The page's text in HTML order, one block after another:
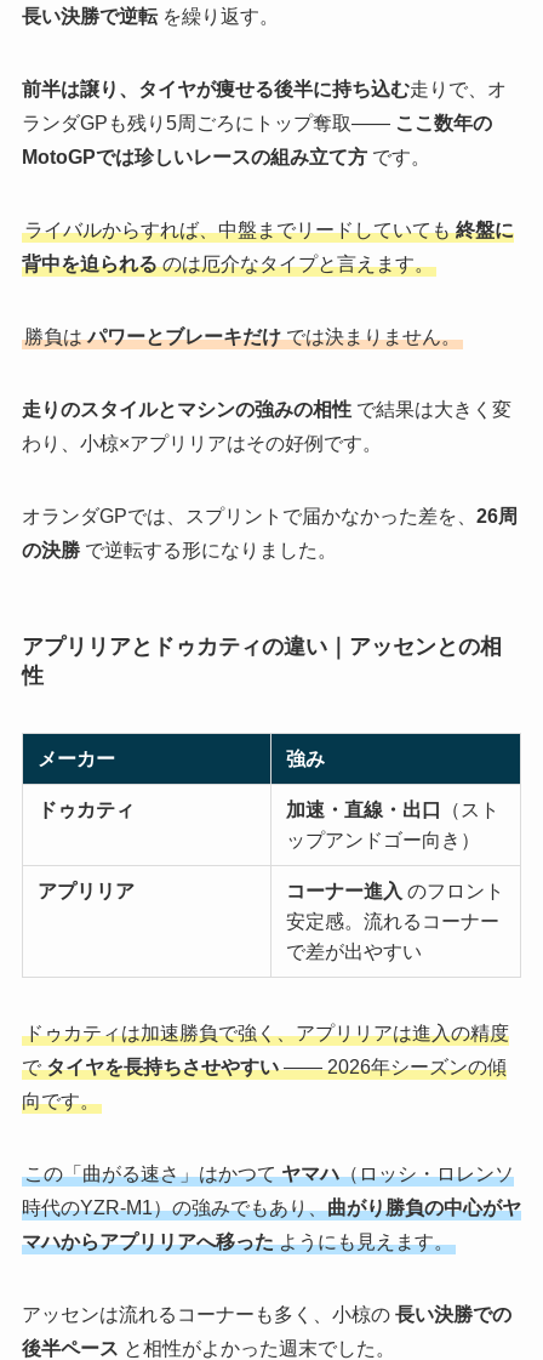
長い決勝で逆転を繰り返す。
前半は譲り、タイヤが痩せる後半に持ち込む走りで、オ
ランダGPも残り5周ごろにトップ奪取—— ここ数年の
MotoGPでは珍しいレースの組み立て方です。
ライバルからすれば、中盤までリードしていても終盤に
背中を迫られるのは厄介なタイプと言えます。
勝負はパワーとブレーキだけでは決まりません。
走りのスタイルとマシンの強みの相性で結果は大きく変
わり、小椋×アプリリアはその好例です。
オランダGPでは、スプリントで届かなかった差を、 26周
の決勝で逆転する形になりました。
アプリリアとドゥカティの違い｜アッセンとの相
性
メーカー 強み
ドゥカティ 加速・直線・出口
（スト
ップアンドゴー向き）
アプリリア コーナー進入 のフロント
安定感。流れるコーナー
で差が出やすい
ドゥカティは加速勝負で強く、アプリリアは進入の精度
でタイヤを長持ちさせやすい—— 2026年シーズンの傾
向です。
この「曲がる速さ」はかつてヤマハ（ロッシ・ロレンソ
時代のYZR-M1）の強みでもあり、曲がり勝負の中心がヤ
マハからアプリリアへ移ったようにも見えます。
アッセンは流れるコーナーも多く、小椋の 長い決勝での
後半ペース と相性がよかった週末でした。